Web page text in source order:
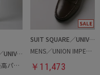
SUIT SQUARE／UNIVERSAL LANGUAGE
春夏／涼しい最高パンツ
SUIT SQUARE／UNIVERSAL LANGUAGE
MENS／UNION IMPERIAL監修／コインローファー
￥ 11,473